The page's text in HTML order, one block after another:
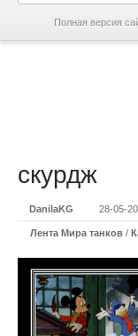
Полная версия
скурдж
DanilaKG 28-05-
Лента Мира танков /